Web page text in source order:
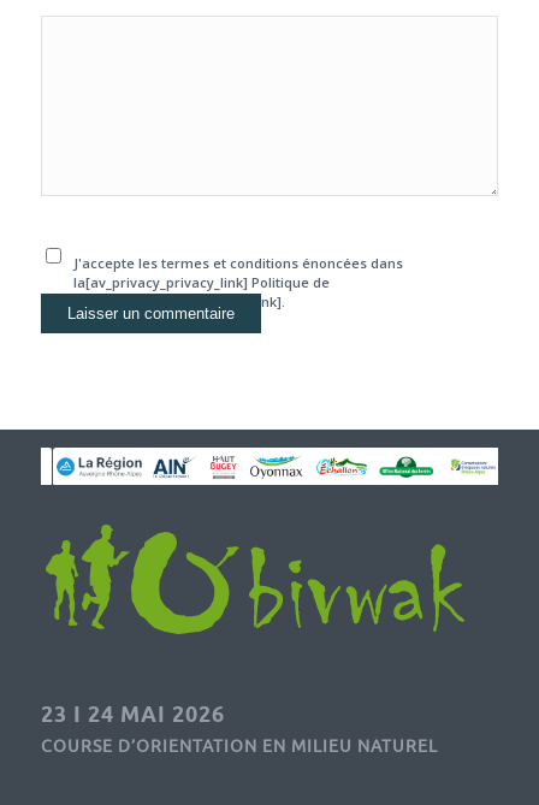
J'accepte les termes et conditions énoncées dans
la[av_privacy_privacy_link] Politique de
confidentialité[/av_privacy_link].
23 I 24 MAI 2026
COURSE D’ORIENTATION EN MILIEU NATUREL